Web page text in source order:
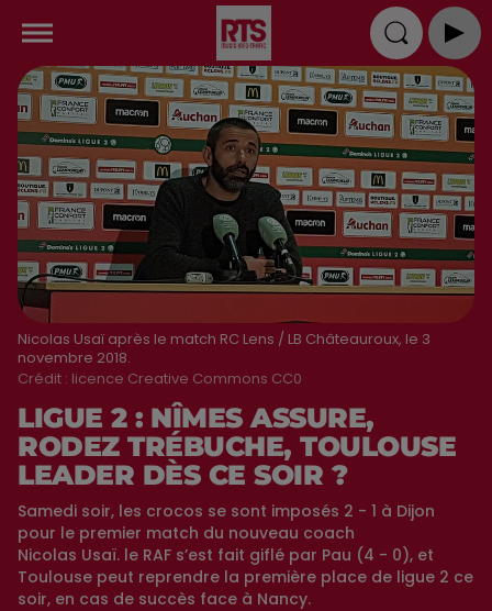
Nicolas Usaï après le match RC Lens / LB Châteauroux, le 3
novembre 2018.
Crédit : licence Creative Commons CC0
LIGUE 2 : NÎMES ASSURE,
RODEZ TRÉBUCHE, TOULOUSE
LEADER DÈS CE SOIR ?
Samedi soir, les crocos se sont imposés 2 - 1 à Dijon
pour le premier match du nouveau coach
Nicolas Usaï. le RAF s’est fait giflé par Pau (4 - 0), et
Toulouse peut reprendre la première place de ligue 2 ce
soir, en cas de succès face à Nancy.